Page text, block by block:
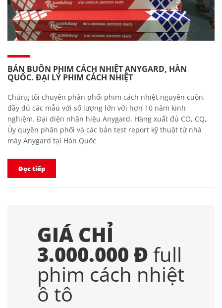
BÁN BUÔN PHIM CÁCH NHIỆT ANYGARD, HÀN
QUỐC. ĐẠI LÝ PHIM CÁCH NHIỆT
Chúng tôi chuyên phân phối phim cách nhiệt nguyên cuộn,
đầy đủ các mẫu với số lượng lớn với hơn 10 năm kinh
nghiệm. Đại diện nhãn hiệu Anygard. Hàng xuất đủ CO, CQ,
Ủy quyền phân phối và các bản test report kỹ thuật từ nhà
máy Anygard tại Hàn Quốc
Đọc tiếp
GIÁ CHỈ
3.000.000 Đ full
phim cách nhiệt
ô tô